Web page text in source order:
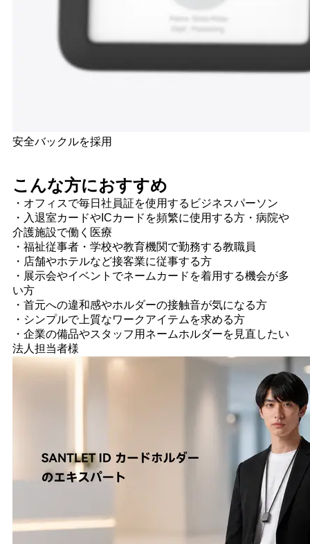
安全バックルを採用
こんな方におすすめ
・オフィスで毎日社員証を使用するビジネスパーソン
・入退室カードやICカードを頻繁に使用する方・病院や
介護施設で働く医療
・福祉従事者・学校や教育機関で勤務する教職員
・店舗やホテルなど接客業に従事する方
・展示会やイベントでネームカードを着用する機会が多
い方
・首元への違和感やホルダーの接触音が気になる方
・シンプルで上質なワークアイテムを求める方
・企業の備品やスタッフ用ネームホルダーを見直したい
法人担当者様